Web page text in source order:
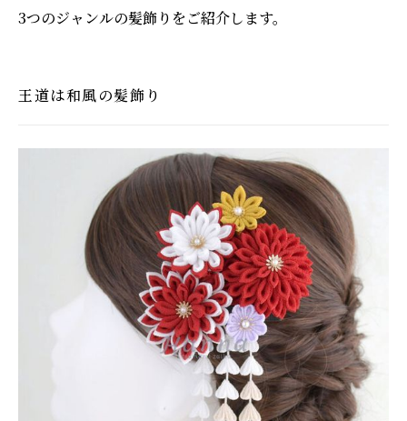
3つのジャンルの髪飾りをご紹介します。
王道は和風の髪飾り